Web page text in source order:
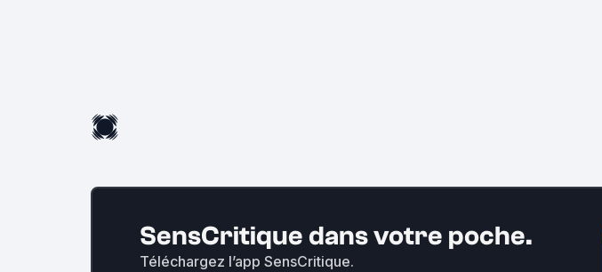
SensCritique dans votre poche.
Téléchargez l’app SensCritique.